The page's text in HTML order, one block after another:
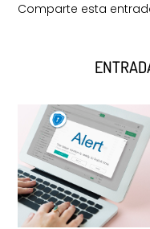
Comparte esta